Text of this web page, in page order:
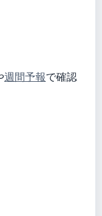
週間予報で確認